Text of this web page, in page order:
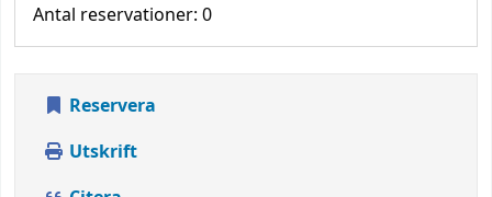
Antal reservationer: 0
Reservera
Utskrift